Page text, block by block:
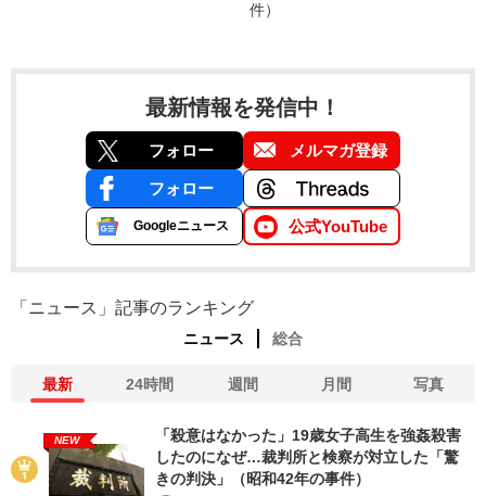
件）
最新情報を発信中！
フォロー メルマガ登録
フォロー
Googleニュース 公式YouTube
「ニュース」記事のランキング
ニュース 総合
最新 24時間 週間 月間 写真
NEW
「殺意はなかった」19歳女子高生を強姦殺害
したのになぜ…裁判所と検察が対立した「驚
きの判決」（昭和42年の事件）